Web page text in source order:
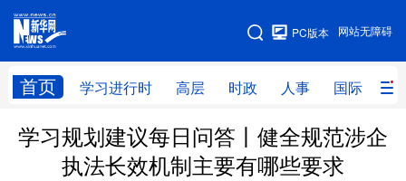
网站无障碍
PC版本
首页 学习进行时 高层 时政 人事 国际 财
网站地图
学习进行时 高层 时政 人事
国际 财经 网评 港澳
学习规划建议每日问答丨健全规范涉企
执法长效机制主要有哪些要求